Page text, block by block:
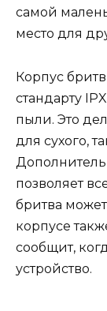
самой
место для
Корпус
стандарту
пыли. Это
для сухого,
позволяет
бритва
корпусе
сообщит,
устройство.